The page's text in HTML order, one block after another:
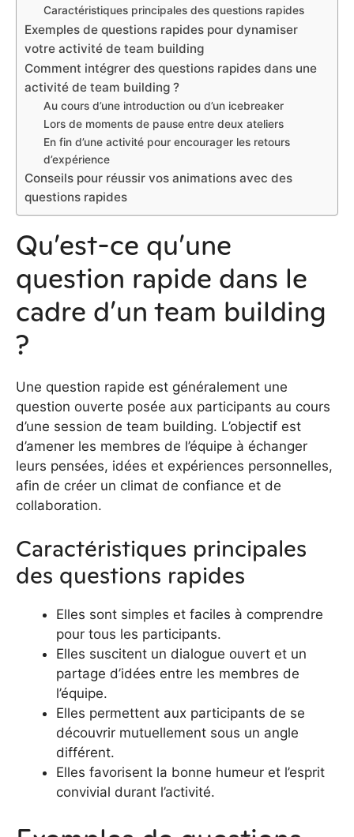
Caractéristiques principales des questions rapides
Exemples de questions rapides pour dynamiser
votre activité de team building
Comment intégrer des questions rapides dans une
activité de team building ?
Au cours d’une introduction ou d’un icebreaker
Lors de moments de pause entre deux ateliers
En fin d’une activité pour encourager les retours
d’expérience
Conseils pour réussir vos animations avec des
questions rapides
Qu’est-ce qu’une
question rapide dans le
cadre d’un team building
?
Une question rapide est généralement une
question ouverte posée aux participants au cours
d’une session de team building. L’objectif est
d’amener les membres de l’équipe à échanger
leurs pensées, idées et expériences personnelles,
afin de créer un climat de confiance et de
collaboration.
Caractéristiques principales
des questions rapides
Elles sont simples et faciles à comprendre
pour tous les participants.
Elles suscitent un dialogue ouvert et un
partage d’idées entre les membres de
l’équipe.
Elles permettent aux participants de se
découvrir mutuellement sous un angle
différent.
Elles favorisent la bonne humeur et l’esprit
convivial durant l’activité.